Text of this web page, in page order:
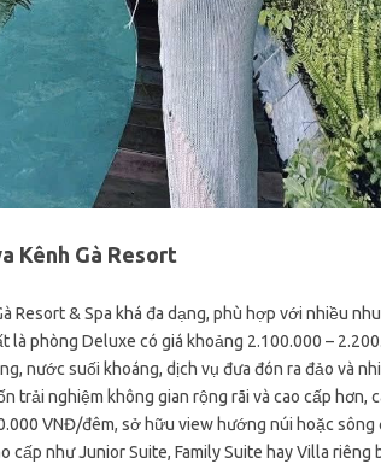
Kênh Gà Resort
Resort & Spa khá đa dạng, phù hợp với nhiều
là phòng Deluxe có giá khoảng 2.100.000 –
nước suối khoáng, dịch vụ đưa đón ra đảo và
trải nghiệm không gian rộng rãi và cao cấp hơn,
VNĐ/đêm, sở hữu view hướng núi hoặc sông
cấp như Junior Suite, Family Suite hay Villa riêng